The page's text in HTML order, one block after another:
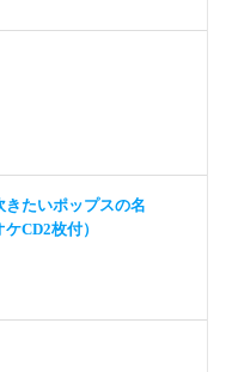
たいポップスの名
CD2枚付）